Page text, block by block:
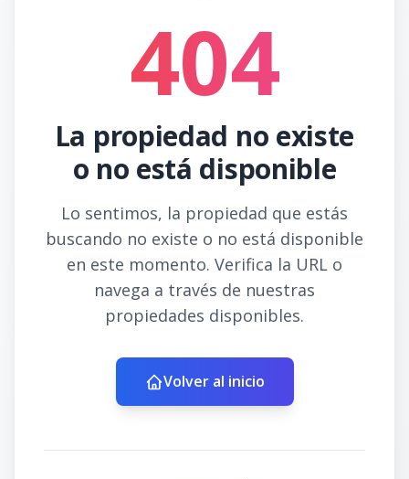
404
La propiedad no existe
o no está disponible
Lo sentimos, la propiedad que estás
buscando no existe o no está disponible
en este momento. Verifica la URL o
navega a través de nuestras
propiedades disponibles.
Volver al inicio